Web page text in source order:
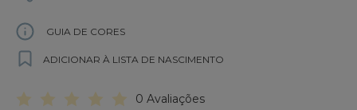
GUIA DE CORES
ADICIONAR À LISTA DE NASCIMENTO
0 Avaliações